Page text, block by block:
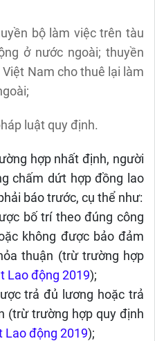
bộ làm việc trên tàu
ở nước ngoài; thuyền
Nam cho thuê lại làm
luật quy định.
hợp nhất định, người
chấm dứt hợp đồng lao
báo trước, cụ thể như:
bố trí theo đúng công
không được bảo đảm
thuận (trừ trường hợp
Lao động 2019);
trả đủ lương hoặc trả
(trừ trường hợp quy định
Lao động 2019);